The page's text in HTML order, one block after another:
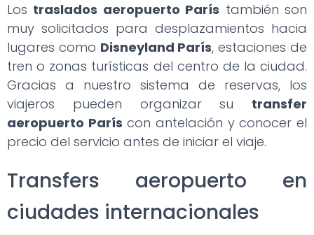
Los traslados aeropuerto París también son
muy solicitados para desplazamientos hacia
lugares como Disneyland París, estaciones de
tren o zonas turísticas del centro de la ciudad.
Gracias a nuestro sistema de reservas, los
viajeros pueden organizar su transfer
aeropuerto París con antelación y conocer el
precio del servicio antes de iniciar el viaje.
Transfers aeropuerto en
ciudades internacionales